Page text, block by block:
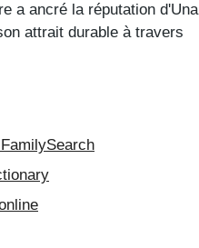
a ancré la réputation d'Una
attrait durable à travers